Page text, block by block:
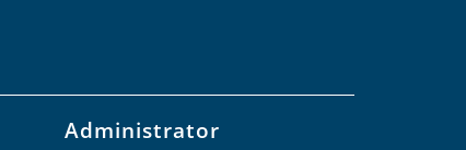
Administrator